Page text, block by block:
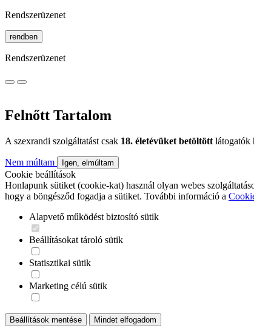
Rendszerüzenet
rendben
Rendszerüzenet
Felnőtt Tartalom
A szexrandi szolgáltatást csak 18. életévüket betöltött látogatók
Nem múltam Igen, elmúltam
Cookie beállítások
Honlapunk sütiket (cookie-kat) használ olyan webes
hogy a böngésződ fogadja a sütiket. További információ a
Alapvető működést biztosító sütik
Beállításokat tároló sütik
Statisztikai sütik
Marketing célú sütik
Beállítások mentése Mindet elfogadom